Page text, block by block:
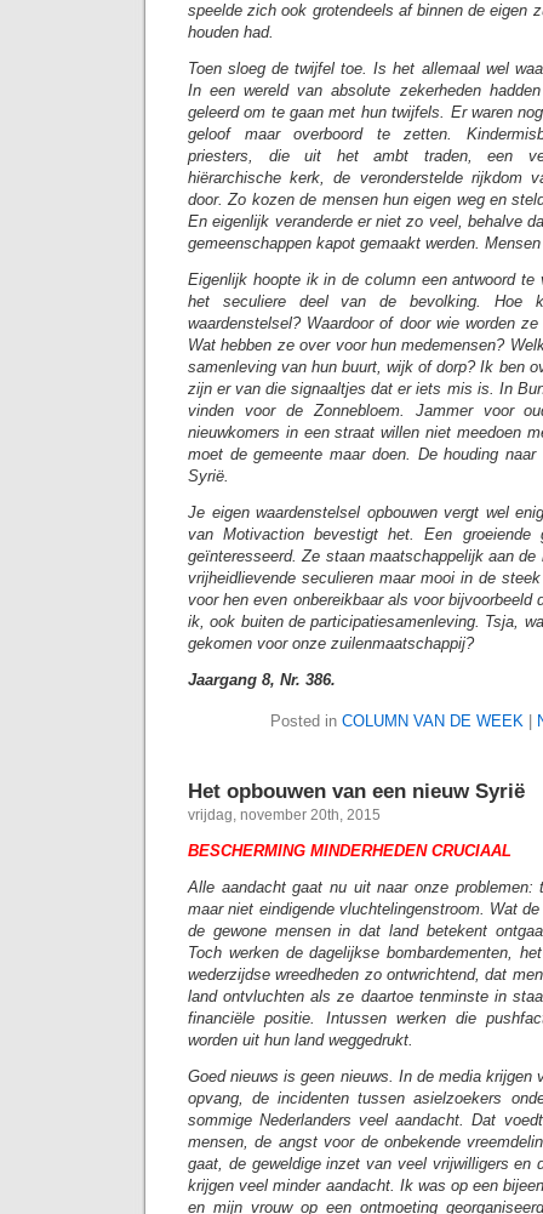
speelde zich ook grotendeels af binnen de eigen
houden had.
Toen sloeg de twijfel toe. Is het allemaal wel
In een wereld van absolute zekerheden
geleerd om te gaan met hun twijfels. Er waren
geloof maar overboord te zetten.
priesters, die uit het ambt traden, een
hiërarchische kerk, de veronderstelde rijkdom
door. Zo kozen de mensen hun eigen weg en
En eigenlijk veranderde er niet zo veel, behalve
gemeenschappen kapot gemaakt werden.
Eigenlijk hoopte ik in de column een antwoord te
het seculiere deel van de bevolking. Hoe
waardenstelsel? Waardoor of door wie worden
Wat hebben ze over voor hun medemensen?
samenleving van hun buurt, wijk of dorp? Ik ben
zijn er van die signaaltjes dat er iets mis is. In
vinden voor de Zonnebloem. Jammer voor
nieuwkomers in een straat willen niet meedoen
moet de gemeente maar doen. De houding
Syrië.
Je eigen waardenstelsel opbouwen vergt wel
van Motivaction bevestigt het. Een
geïnteresseerd. Ze staan maatschappelijk aan
vrijheidlievende seculieren maar mooi in de
voor hen even onbereikbaar als voor bijvoorbeeld
ik, ook buiten de participatiesamenleving. Tsja,
gekomen voor onze zuilenmaatschappij?
Jaargang 8, Nr. 386.
Posted in COLUMN VAN DE WEEK
Het opbouwen van een nieuw Syrië
vrijdag, november 20th, 2015
BESCHERMING MINDERHEDEN CRUCIAAL
Alle aandacht gaat nu uit naar onze problemen:
maar niet eindigende vluchtelingenstroom. Wat
de gewone mensen in dat land betekent
Toch werken de dagelijkse bombardementen,
wederzijdse wreedheden zo ontwrichtend, dat
land ontvluchten als ze daartoe tenminste in
financiële positie. Intussen werken die
worden uit hun land weggedrukt.
Goed nieuws is geen nieuws. In de media krijgen
opvang, de incidenten tussen asielzoekers
sommige Nederlanders veel aandacht. Dat
mensen, de angst voor de onbekende
gaat, de geweldige inzet van veel vrijwilligers en
krijgen veel minder aandacht. Ik was op een
en mijn vrouw op een ontmoeting